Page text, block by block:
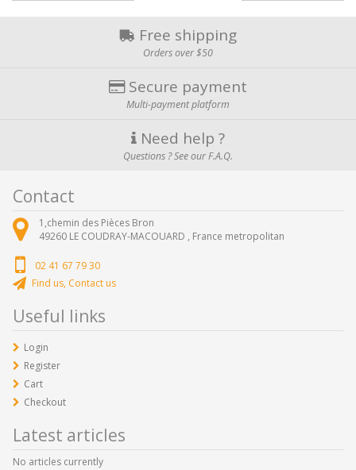
Free shipping
Orders over $50
Secure payment
Multi-payment platform
Need help ?
Questions ? See our F.A.Q.
Contact
1,chemin des Pièces Bron
49260 LE COUDRAY-MACOUARD , France metropolitan
02 41 67 79 30
Find us, Contact us
Useful links
Login
Register
Cart
Checkout
Latest articles
No articles currently